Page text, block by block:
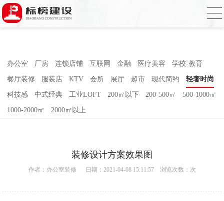
香蕉视频在线免费,香蕉视频导航,黄色香蕉
视频下载,91香蕉APP成人污在线观看
办公室 厂房 连锁店铺 互联网 金融 医疗美容 学校-教育
餐厅装修 服装店 KTV 会所 展厅 超市 现代简约 轻奢时尚
科技感 中式经典 工业LOFT 200㎡以下 200-500㎡ 500-1000㎡
1000-2000㎡ 2000㎡以上
装修设计方案效果图
作者： 办公室装修 日期：2021-04-08 15:11:57 浏览次数： 次